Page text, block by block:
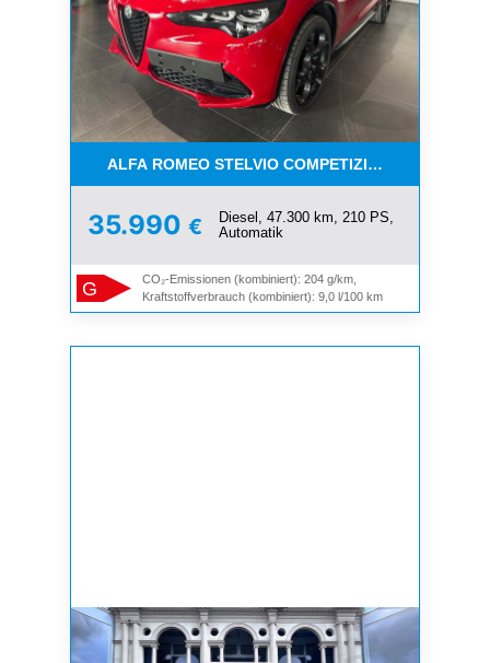
ALFA ROMEO STELVIO COMPETIZIONE 2.2
35.990 €
Diesel, 47.300 km, 210 PS,
Automatik
G
CO₂-Emissionen (kombiniert): 204 g/km,
Kraftstoffverbrauch (kombiniert): 9,0 l/100 km